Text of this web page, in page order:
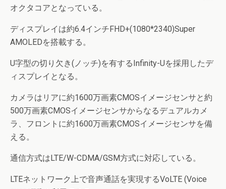
オクタコアとなっている。
ディスプレイは約6.4インチFHD+(1080*2340)Super
AMOLEDを搭載する。
U字型の切り欠き(ノッチ)を有するInfinity-Uを採用したデ
ィスプレイとなる。
カメラはリアに約1600万画素CMOSイメージセンサと約
500万画素CMOSイメージセンサからなるデュアルカメ
ラ、フロントに約1600万画素CMOSイメージセンサを備
える。
通信方式はLTE/W-CDMA/GSM方式に対応している。
LTEネットワーク上で音声通話を実現するVoLTE (Voice